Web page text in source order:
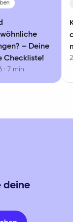
– Deine
Checkliste!
· 7 min
deine